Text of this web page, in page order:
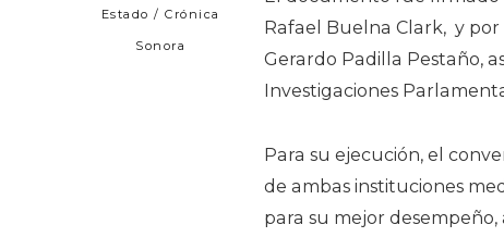
Estado / Crónica
Sonora
Rafael Buelna Clark, y
Gerardo Padilla Pestaño,
Investigaciones
Para su ejecución, el
de ambas instituciones
para su mejor